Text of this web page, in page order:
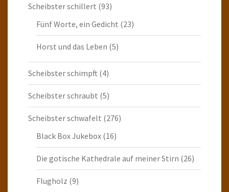
Scheibster schillert (93)
Fünf Worte, ein Gedicht (23)
Horst und das Leben (5)
Scheibster schimpft (4)
Scheibster schraubt (5)
Scheibster schwafelt (276)
Black Box Jukebox (16)
Die gotische Kathedrale auf meiner Stirn (26)
Flugholz (9)